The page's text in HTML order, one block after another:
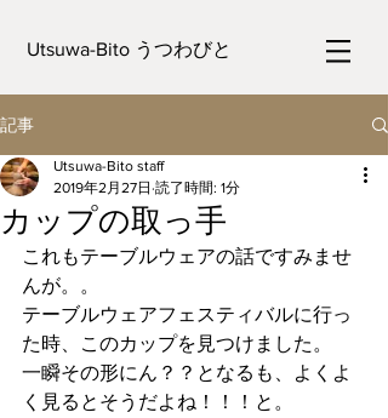
Utsuwa-Bito うつわびと
記事
カップの取っ手
Utsuwa-Bito staff
2019年2月27日 読了時間: 1分
これもテーブルウェアの話ですみませ
んが。。
テーブルウェアフェスティバルに行っ
た時、このカップを見つけました。
一瞬その形にん？？となるも、よくよ
く見るとそうだよね！！！と。